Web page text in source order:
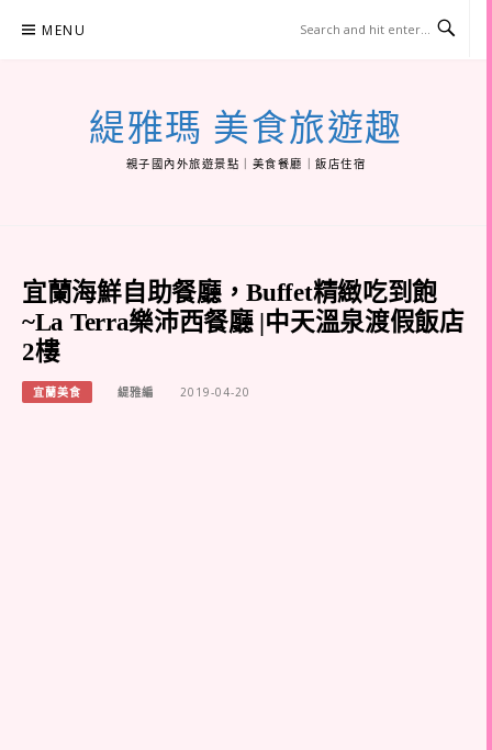
MENU
緹雅瑪 美食旅遊趣
親子國內外旅遊景點｜美食餐廳｜飯店住宿
宜蘭海鮮自助餐廳，Buffet精緻吃到飽
~La Terra樂沛西餐廳 |中天溫泉渡假飯店
2樓
宜蘭美食 緹雅編 2019-04-20